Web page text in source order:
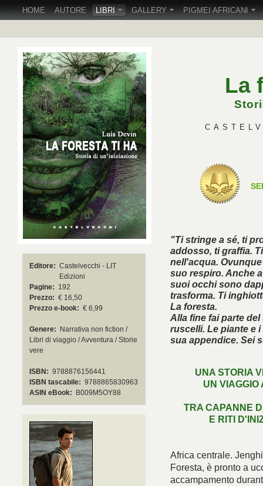
Editore: Castelvecchi - LIT
Edizioni
Pagine: 192
Prezzo: € 16,50
Prezzo e-book: € 6,99
Genere: Narrativa non fiction /
Libri di viaggio / Avventura / Storie
vere
ISBN: 9788876156441
ISBN tascabile: 9788865830963
ASIN eBook: B009M5OY88
La
È
"Ti stringe a sé, ti
addosso, ti graffia.
nell'acqua.
suo respiro. Anche
suoi occhi sono
trasforma. Ti
La foresta.
Alla fine fai parte
ruscelli. Le piante e
sua appendice. Sei
UNA STORIA
UN VIAGGIO
TRA CAPANNE
E RITI
Africa centrale.
Foresta, è pronto a
accampamento
HOME AUTORE LIBRI GALLERY PIGMEI AFRICANI